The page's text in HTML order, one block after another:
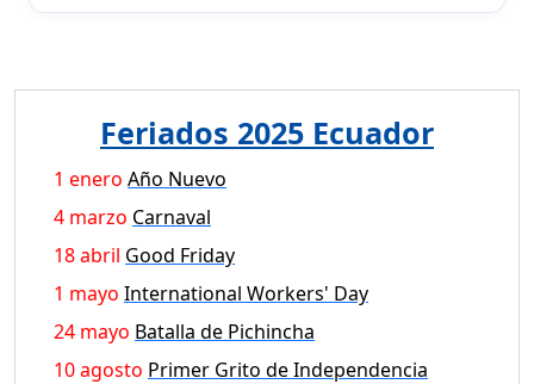
Feriados 2025 Ecuador
1 enero Año Nuevo
4 marzo Carnaval
18 abril Good Friday
1 mayo International Workers' Day
24 mayo Batalla de Pichincha
10 agosto Primer Grito de Independencia